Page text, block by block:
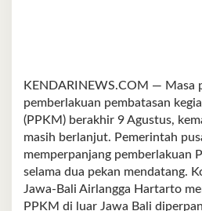
KENDARINEWS.COM — Masa
pemberlakuan pembatasan
(PPKM) berakhir 9 Agustus,
masih berlanjut. Pemerintah
memperpanjang pemberlakuan
selama dua pekan mendatang.
Jawa-Bali Airlangga Hartarto
PPKM di luar Jawa Bali